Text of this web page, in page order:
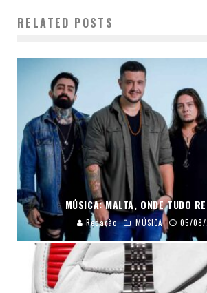
RELATED POSTS
MÚSICA: MALTA, ONDE TUDO
Redação MÚSICA 05/08/